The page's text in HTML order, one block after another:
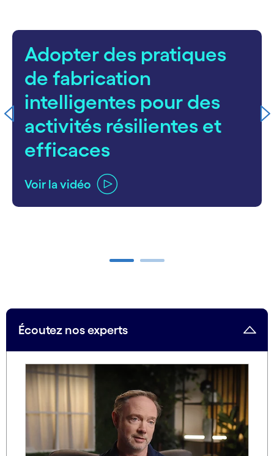
Adopter des pratiques
de fabrication
intelligentes pour des
activités résilientes et
efficaces
Voir la vidéo
Écoutez nos experts